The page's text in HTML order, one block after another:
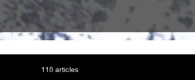
118 articles